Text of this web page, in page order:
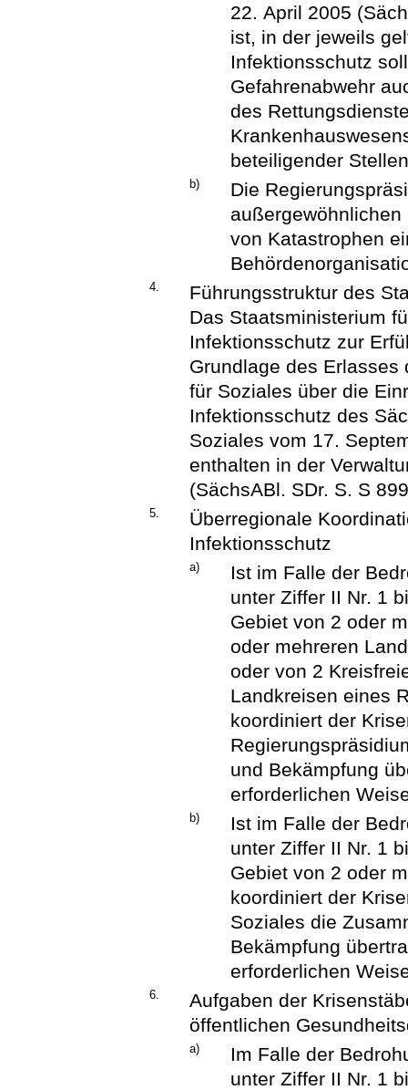
22. April 2005
ist, in der jeweils
Infektionsschutz
Gefahrenabwehr
des
beteiligender
b)
Die
von Katastrophen
4.
Führungsstruktur des
Das Staatsministerium
Infektionsschutz zur
Grundlage des
für Soziales über die
Infektionsschutz des
Soziales vom 17.
enthalten in der
(SächsABl. SDr. S. S
5.
Überregionale
Infektionsschutz
a)
Ist im Falle der
unter Ziffer II Nr. 1
Gebiet von 2 oder
oder mehreren
oder von 2
Landkreisen eines
koordiniert der
und Bekämpfung
erforderlichen
b)
Ist im Falle der
unter Ziffer II Nr. 1
Gebiet von 2 oder
koordiniert der
Soziales die
Bekämpfung
erforderlichen
6.
Aufgaben der
öffentlichen
a)
Im Falle der
unter Ziffer II Nr. 1